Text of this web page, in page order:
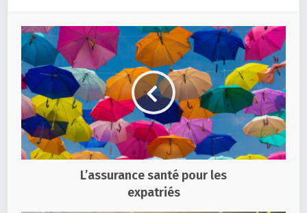
L’assurance santé pour les
expatriés